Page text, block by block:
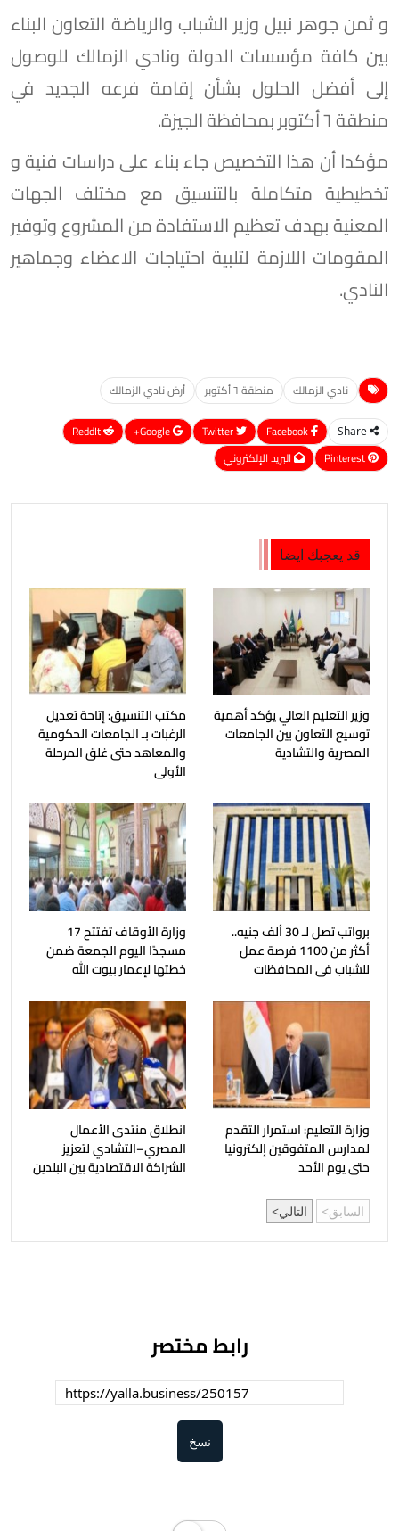
و ثمن جوهر نبيل وزير الشباب والرياضة التعاون البناء
بين كافة مؤسسات الدولة ونادي الزمالك للوصول
إلى أفضل الحلول بشأن إقامة فرعه الجديد في
منطقة ٦ أكتوبر بمحافظة الجيزة.
مؤكدا أن هذا التخصيص جاء بناء على دراسات فنية و
تخطيطية متكاملة بالتنسيق مع مختلف الجهات
المعنية بهدف تعظيم الاستفادة من المشروع وتوفير
المقومات اللازمة لتلبية احتياجات الاعضاء وجماهير
النادي.
نادي الزمالك منطقة ٦ أكتوبر أرض نادي الزمالك
Share
Google+
ReddIt
Pinterest
البريد الإلكتروني
قد يعجبك ايضا
وزير التعليم العالي يؤكد أهمية
توسيع التعاون بين الجامعات
المصرية والتشادية
مكتب التنسيق: إتاحة تعديل
الرغبات بـ الجامعات الحكومية
والمعاهد حتى غلق المرحلة
الأولى
برواتب تصل لـ 30 ألف جنيه..
أكثر من 1100 فرصة عمل
للشباب فى المحافظات
وزارة الأوقاف تفتتح 17
مسجدًا اليوم الجمعة ضمن
خطتها لإعمار بيوت الله
وزارة التعليم: استمرار التقدم
لمدارس المتفوقين إلكترونيا
حتى يوم الأحد
انطلاق منتدى الأعمال
المصري–التشادي لتعزيز
الشراكة الاقتصادية بين البلدين
السابق التالي
رابط مختصر
نسخ